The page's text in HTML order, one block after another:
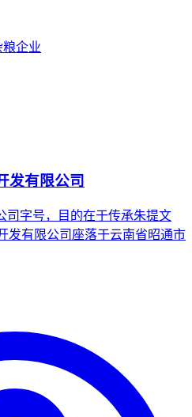
粮企业
发有限公司
字号，目的在于传承朱提文
发有限公司座落于云南省昭通市